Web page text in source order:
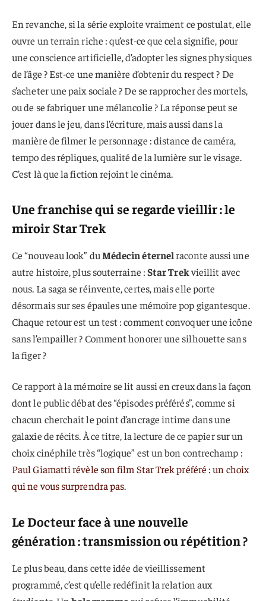
En revanche, si la série exploite vraiment ce postulat, elle
ouvre un terrain riche : qu’est-ce que cela signifie, pour
une conscience artificielle, d’adopter les signes physiques
de l’âge ? Est-ce une manière d’obtenir du respect ? De
s’acheter une paix sociale ? De se rapprocher des mortels,
ou de se fabriquer une mélancolie ? La réponse peut se
jouer dans le jeu, dans l’écriture, mais aussi dans la
manière de filmer le personnage : distance de caméra,
tempo des répliques, qualité de la lumière sur le visage.
C’est là que la fiction rejoint le cinéma.
Une franchise qui se regarde vieillir : le
miroir Star Trek
Ce “nouveau look” duMédecin éternelraconte aussi une
autre histoire, plus souterraine :Star Trekvieillit avec
nous. La saga se réinvente, certes, mais elle porte
désormais sur ses épaules une mémoire pop gigantesque.
Chaque retour est un test : comment convoquer une icône
sans l’empailler ? Comment honorer une silhouette sans
la figer ?
Ce rapport à la mémoire se lit aussi en creux dans la façon
dont le public débat des “épisodes préférés”, comme si
chacun cherchait le point d’ancrage intime dans une
galaxie de récits. À ce titre, la lecture de ce papier sur un
choix cinéphile très “logique” est un bon contrechamp :
Paul Giamatti révèle son film Star Trek préféré : un choix
qui ne vous surprendra pas.
Le Docteur face à une nouvelle
génération : transmission ou répétition ?
Le plus beau, dans cette idée de vieillissement
programmé, c’est qu’elle redéfinit la relation aux